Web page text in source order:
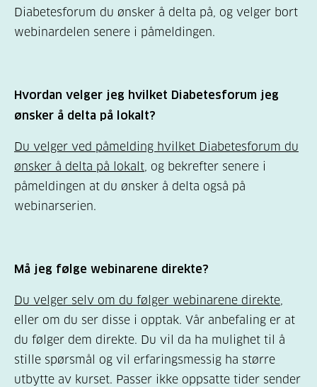
Diabetesforum du ønsker å delta på, og velger bort
webinardelen senere i påmeldingen.
Hvordan velger jeg hvilket Diabetesforum jeg
ønsker å delta på lokalt?
Du velger ved påmelding hvilket Diabetesforum du
ønsker å delta på lokalt , og bekrefter senere i
påmeldingen at du ønsker å delta også på
webinarserien.
Må jeg følge webinarene direkte?
Du velger selv om du følger webinarene direkte
eller om du ser disse i opptak. Vår anbefaling er at
du følger dem direkte. Du vil da ha mulighet til å
stille spørsmål og vil erfaringsmessig ha større
utbytte av kurset. Passer ikke oppsatte tider sender